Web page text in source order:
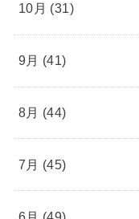
10月 (31)
9月 (41)
8月 (44)
7月 (45)